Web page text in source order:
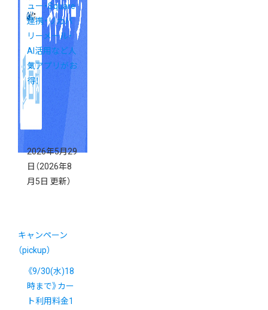
ュー・Square
連携・リカバ
リーメール・
AI活用など人
気アプリがお
得！
2026年5月29
日 （2026年8
月5日 更新）
キャンペーン
（pickup）
《9/30(水)18
時まで》カー
ト利用料金1